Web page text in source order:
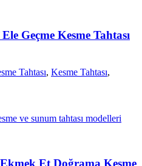
Geçme Kesme Tahtası
Tahtası, Kesme Tahtası,